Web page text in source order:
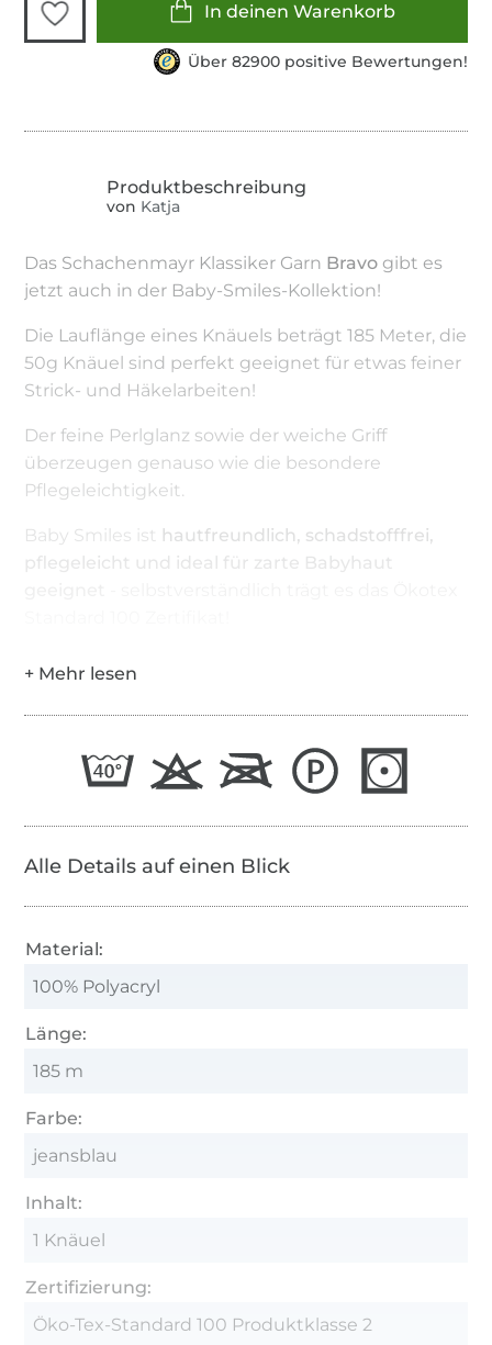
In deinen Warenkorb
Über 82900 positive Bewertungen!
von Katja
Das Schachenmayr Klassiker Garn Bravo gibt es
jetzt auch in der Baby-Smiles-Kollektion!
Die Lauflänge eines Knäuels beträgt 185 Meter, die
50g Knäuel sind perfekt geeignet für etwas feiner
Strick- und Häkelarbeiten!
Der feine Perlglanz sowie der weiche Griff
überzeugen genauso wie die besondere
Pflegeleichtigkeit.
Baby Smiles ist hautfreundlich, schadstofffrei,
pflegeleicht und ideal für zarte Babyhaut
Alle Details auf einen Blick
Material:
100% Polyacryl
Länge:
185 m
Farbe:
jeansblau
Inhalt:
1 Knäuel
Zertifizierung:
Öko-Tex-Standard 100 Produktklasse 2